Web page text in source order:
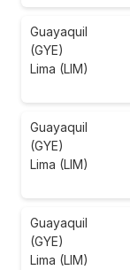
Guayaquil
(GYE)
Lima (LIM)
Guayaquil
(GYE)
Lima (LIM)
Guayaquil
(GYE)
Lima (LIM)